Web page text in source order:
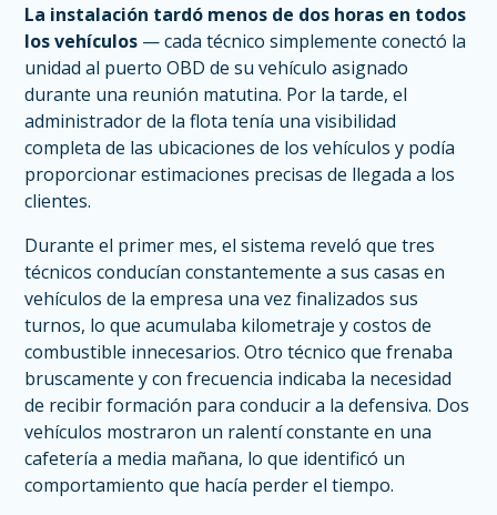
La instalación tardó menos de dos horas en todos
los vehículos — cada técnico simplemente conectó la
unidad al puerto OBD de su vehículo asignado
durante una reunión matutina. Por la tarde, el
administrador de la flota tenía una visibilidad
completa de las ubicaciones de los vehículos y podía
proporcionar estimaciones precisas de llegada a los
clientes.
Durante el primer mes, el sistema reveló que tres
técnicos conducían constantemente a sus casas en
vehículos de la empresa una vez finalizados sus
turnos, lo que acumulaba kilometraje y costos de
combustible innecesarios. Otro técnico que frenaba
bruscamente y con frecuencia indicaba la necesidad
de recibir formación para conducir a la defensiva. Dos
vehículos mostraron un ralentí constante en una
cafetería a media mañana, lo que identificó un
comportamiento que hacía perder el tiempo.